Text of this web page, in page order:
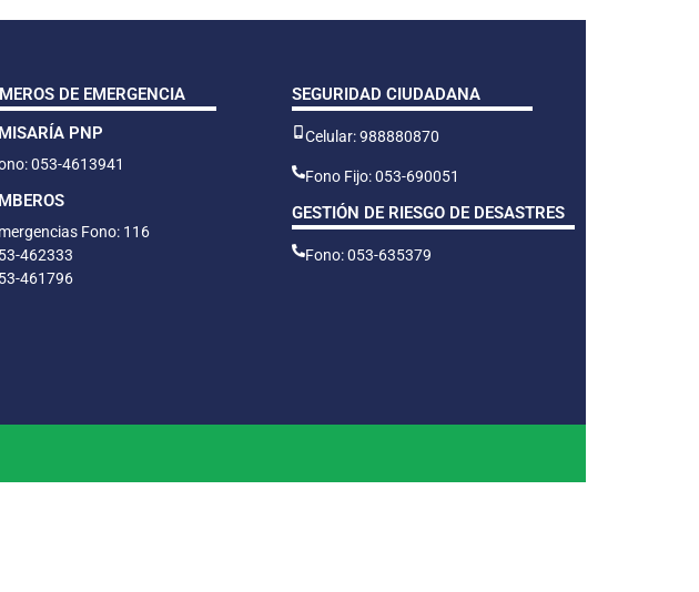
DE EMERGENCIA
PNP
053-4613941
Fono: 116
462333
461796
SEGURIDAD CIUDADANA
Celular: 988880870
Fono Fijo: 053-690051
GESTIÓN DE RIESGO DE DESASTRES
Fono: 053-635379